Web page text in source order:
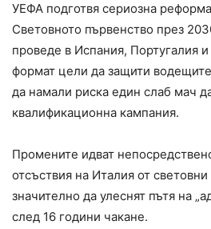
УЕФА подготвя сериозна
Световното първенство през
проведе в Испания, Португалия
формат цели да защити
да намали риска един слаб мач
квалификационна кампания.
Промените идват
отсъствия на Италия от
значително да улеснят пътя на
след 16 години чакане.